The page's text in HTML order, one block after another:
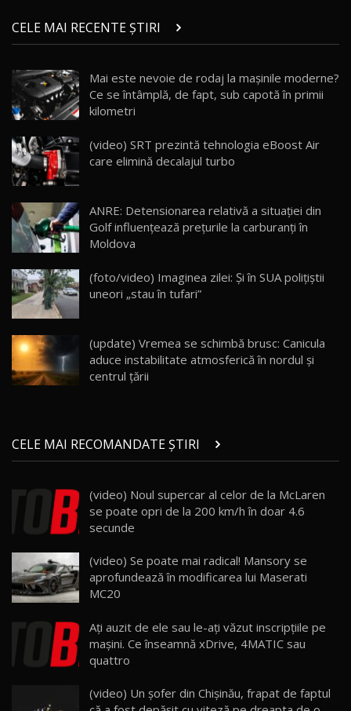
chinez care face lumea să se întoarcă după el
/ AutoBlog.MD
17:27
15 14:37
16
AutoBlogMD
13:10
17 20:06
Va fi modelul nr.1 BYD în Moldova? BYD Seal U
30:08
AutoBlog.MD
23:36
20
Noul ZEEKR 7X / Test Drive AutoBlog.MD
21
AutoBlog.MD
16:59
Noua Mazda 6e / Test Drive AutoBlog.MD
26:59
23
Lynk & Co 01 / Test Drive AutoBlog.MD
25:19
Van Electric Testat în Moldova / AutoBlog.MD
26:38
mai Exclusiv și Puternic Defender Testat în
Moldova
32:21
CELE MAI RECENTE ȘTIRI
Mai este nevoie de rodaj la mașinile moderne?
Ce se întâmplă, de fapt, sub capotă în primii
kilometri
(video) SRT prezintă tehnologia eBoost Air
care elimină decalajul turbo
ANRE: Detensionarea relativă a situației din
Golf influențează prețurile la carburanți în
Moldova
(foto/video) Imaginea zilei: Și în SUA polițiștii
uneori „stau în tufari”
(update) Vremea se schimbă brusc: Canicula
aduce instabilitate atmosferică în nordul și
centrul țării
CELE MAI RECOMANDATE ȘTIRI
(video) Noul supercar al celor de la McLaren
se poate opri de la 200 km/h în doar 4.6
secunde
(video) Se poate mai radical! Mansory se
aprofundează în modificarea lui Maserati
MC20
Aţi auzit de ele sau le-aţi văzut inscripţiile pe
maşini. Ce înseamnă xDrive, 4MATIC sau
quattro
(video) Un şofer din Chişinău, frapat de faptul